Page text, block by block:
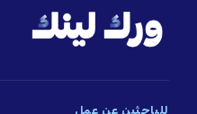
للباحثين عن عمل